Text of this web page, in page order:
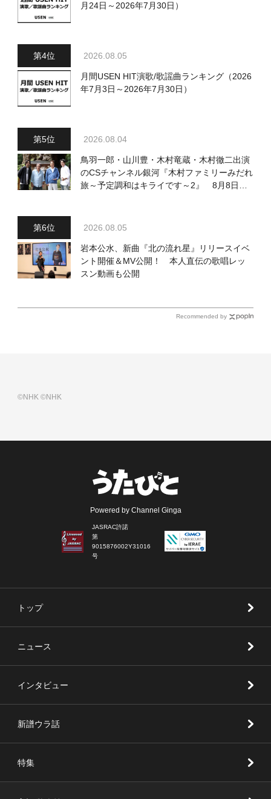
月24日～2026年7月30日）
2026.08.05
月間USEN HIT演歌/歌謡曲ランキング（2026
年7月3日～2026年7月30日）
2026.08.04
鳥羽一郎・山川豊・木村竜蔵・木村徹二出演
のCSチャンネル銀河『木村ファミリーみだれ
旅～予定調和はキライです～2』 8月8日
2026.08.05
岩本公水、新曲『北の流れ星』リリースイベ
ント開催＆MV公開！ 本人直伝の歌唱レッ
スン動画も公開
Recommended by
©NHK©NHK
Powered by Channel Ginga
JASRAC許諾
第
9015876002Y31016
号
トップ
ニュース
インタビュー
新譜ウラ話
特集